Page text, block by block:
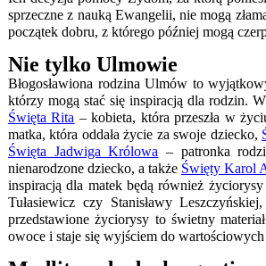
sprzeczne z nauką Ewangelii, nie mogą
początek dobru, z którego później mogą
Nie tylko Ulmowie
Błogosławiona rodzina Ulmów to
którzy mogą stać się inspiracją dla rodzin.
Święta Rita – kobieta, która przeszła w
matka, która oddała życie za swoje dziecko,
Święta Jadwiga Królowa – patronka
nienarodzone dziecko, a także Święty Karol
inspiracją dla matek będą również
Tułasiewicz czy Stanisławy
przedstawione życiorysy to świetny
owoce i staje się wyjściem do